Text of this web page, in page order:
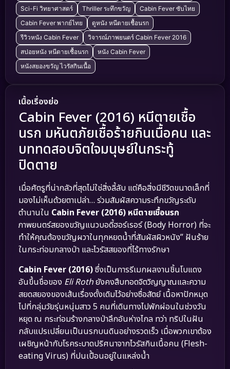
Sci-Fi วิทยาศาสตร์
Thriller ระทึกขวัญ
Cabin Fever ซับไทย
Cabin Fever พากย์ไทย
ดูหนัง หนีตายเชื้อนรก
รีวิวหนัง Cabin Fever
วิจารณ์ภาพยนตร์ Cabin Fever 2016
สปอยหนัง หนีตายเชื้อนรก
หนัง Cabin Fever
หนังสยองขวัญ ไวรัสกินเนื้อ
เนื้อเรื่องย่อ
Cabin Fever (2016) หนีตายเชื้อ
นรก มหันตภัยเชื้อร้ายกินเนื้อคน และ
บททดสอบจิตใจมนุษย์ในกระทู้
ปิดตาย
เมื่อศัตรูที่น่ากลัวที่สุดไม่ใช่สิ่งลี้ลับ แต่คือสิ่งมีชีวิตขนาดเล็กที่
มองไม่เห็นด้วยตาเปล่า… ร่วมสัมผัสความระทึกขวัญระดับ
ตำนานใน Cabin Fever (2016) หนีตายเชื้อนรก
ภาพยนตร์สยองขวัญแนวบอดี้ฮอร์เรอร์ (Body Horror) ที่จะ
ทำให้คุณต้องขวัญผวาในทุกหยดน้ำที่สัมผัสผิวหนัง” ฝันร้าย
ในกระท่อมกลางป่า และไวรัสสยองที่ไร้ทางรักษา
Cabin Fever (2016)ซึ่งเป็นการรีเมกผลงานชิ้นโบแดง
อันขึ้นชื่อของ Eli Rothยังคงสืบทอดจิตวิญญาณและความ
สยดสยองของเส้นเรื่องดั้งเดิมไว้อย่างซื่อสัตย์ เนื้อหาปักหมุด
ไปที่กลุ่มวัยรุ่นหนุ่มสาว 5 คนที่เดินทางไปพักผ่อนในช่วงวัน
หยุด ณ กระท่อมร้างกลางป่าลึกอันห่างไกล ทว่า ทริปในฝัน
กลับแปรเปลี่ยนเป็นนรกบนดินอย่างรวดเร็ว เมื่อพวกเขาต้อง
เผชิญหน้ากับโรคระบาดปริศนาจากไวรัสกินเนื้อคน (Flesh-
eating Virus) ที่ปนเปื้อนอยู่ในแหล่งน้ำ